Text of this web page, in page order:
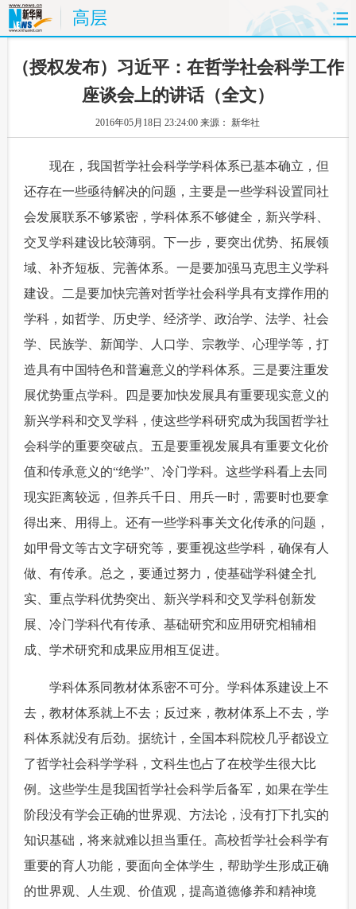
高层
首页 时政 国际 财经
体育 人事
时尚 思客 地方 法治
科技 能源 房产 公司
图片 视频 彩票 食品
旅游 健康 信息化 数据
金融 公益 军事 无人机
新华电视中文 新华电视英文 返回PC
（授权发布）习近平：在哲学社会科学工作
座谈会上的讲话（全文）
2016年05月18日 23:24:00来源： 新华社
现在，我国哲学社会科学学科体系已基本确立，但
还存在一些亟待解决的问题，主要是一些学科设置同社
会发展联系不够紧密，学科体系不够健全，新兴学科、
交叉学科建设比较薄弱。下一步，要突出优势、拓展领
域、补齐短板、完善体系。一是要加强马克思主义学科
建设。二是要加快完善对哲学社会科学具有支撑作用的
学科，如哲学、历史学、经济学、政治学、法学、社会
学、民族学、新闻学、人口学、宗教学、心理学等，打
造具有中国特色和普遍意义的学科体系。三是要注重发
展优势重点学科。四是要加快发展具有重要现实意义的
新兴学科和交叉学科，使这些学科研究成为我国哲学社
会科学的重要突破点。五是要重视发展具有重要文化价
值和传承意义的“绝学”、冷门学科。这些学科看上去同
现实距离较远，但养兵千日、用兵一时，需要时也要拿
得出来、用得上。还有一些学科事关文化传承的问题，
如甲骨文等古文字研究等，要重视这些学科，确保有人
做、有传承。总之，要通过努力，使基础学科健全扎
实、重点学科优势突出、新兴学科和交叉学科创新发
展、冷门学科代有传承、基础研究和应用研究相辅相
成、学术研究和成果应用相互促进。
学科体系同教材体系密不可分。学科体系建设上不
去，教材体系就上不去；反过来，教材体系上不去，学
科体系就没有后劲。据统计，全国本科院校几乎都设立
了哲学社会科学学科，文科生也占了在校学生很大比
例。这些学生是我国哲学社会科学后备军，如果在学生
阶段没有学会正确的世界观、方法论，没有打下扎实的
知识基础，将来就难以担当重任。高校哲学社会科学有
重要的育人功能，要面向全体学生，帮助学生形成正确
的世界观、人生观、价值观，提高道德修养和精神境